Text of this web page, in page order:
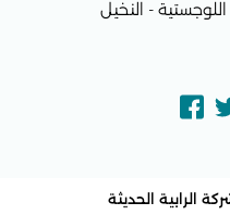
- النخيل
الرابية الحديثة